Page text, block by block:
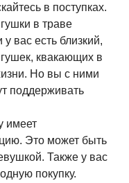
в поступках.
в траве
вас есть близкий,
квакающих в
Но вы с ними
поддерживать
имеет
Это может быть
Также у вас
покупку.